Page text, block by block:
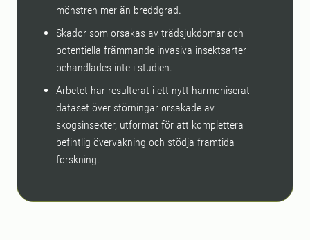
mönstren mer än breddgrad.
Skador som orsakas av trädsjukdomar och
potentiella främmande invasiva insektsarter
behandlades inte i studien.
Arbetet har resulterat i ett nytt harmoniserat
dataset över störningar orsakade av
skogsinsekter, utformat för att komplettera
befintlig övervakning och stödja framtida
forskning.